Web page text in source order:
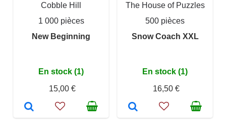
Cobble Hill
1 000 pièces
New Beginning
En stock (1)
15,00 €
The House of Puzzles
500 pièces
Snow Coach XXL
En stock (1)
16,50 €